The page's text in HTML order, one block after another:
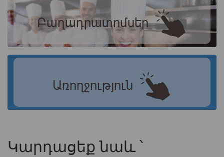
Բաղադրատոմսեր
Առողջություն
Կարդացեք նաև ՝